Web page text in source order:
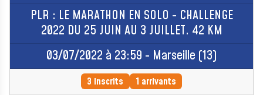
PLR : LE MARATHON EN SOLO - CHALLENGE
2022 DU 25 JUIN AU 3 JUILLET. 42 KM
03/07/2022 à 23:59 - Marseille (13)
3 inscrits 1 arrivants